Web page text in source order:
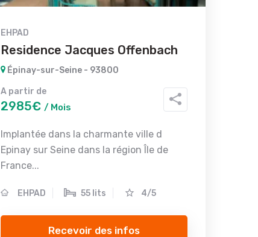
EHPAD
Residence Jacques Offenbach
Épinay-sur-Seine - 93800
A partir de
2985€ / Mois
Implantée dans la charmante ville d
Epinay sur Seine dans la région Île de
France...
EHPAD 55 lits 4/5
Recevoir des infos